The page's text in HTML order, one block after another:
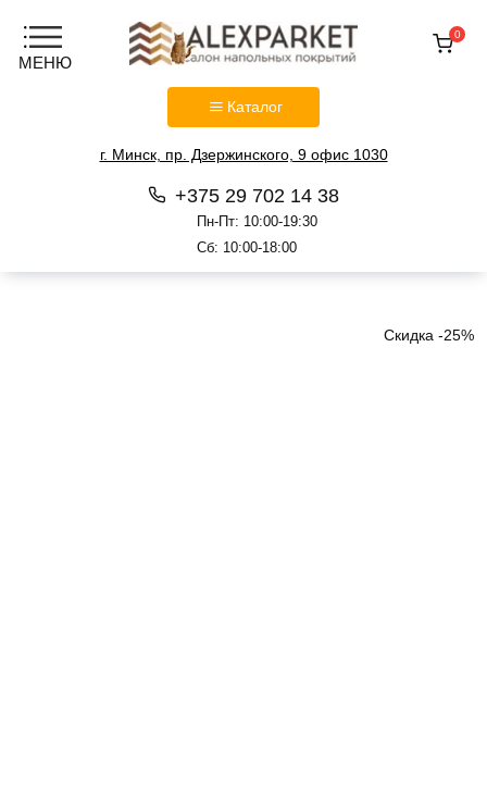
Каталог
г. Минск, пр. Дзержинского, 9 офис 1030
+375 29 702 14 38
Пн-Пт: 10:00-19:30
Сб: 10:00-18:00
0
Скидка -25%